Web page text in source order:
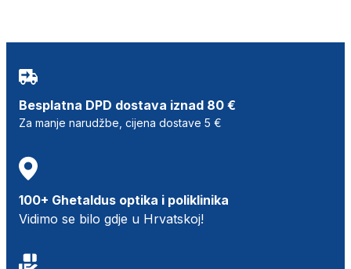
Besplatna DPD dostava iznad 80 €
Za manje narudžbe, cijena dostave 5 €
100+ Ghetaldus optika i poliklinika
Vidimo se bilo gdje u Hrvatskoj!